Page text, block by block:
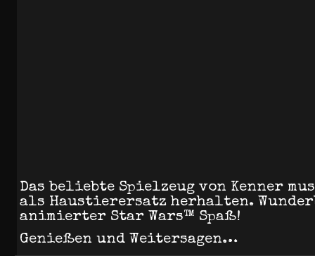
Das beliebte Spielzeug von Kenner
als Haustierersatz herhalten.
animierter Star Wars™ Spaß!
Genießen und Weitersagen…